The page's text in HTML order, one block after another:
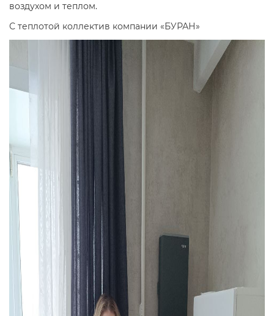
воздухом и теплом.
С теплотой коллектив компании «БУРАН»